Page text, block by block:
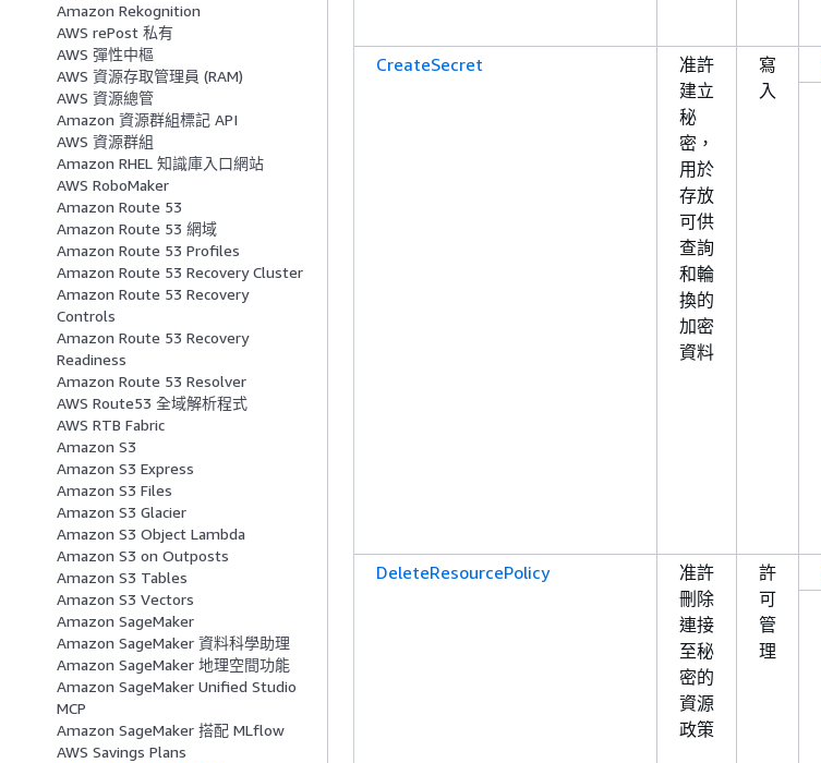
Amazon Rekognition
AWS rePost 私有
AWS 彈性中樞
AWS 資源存取管理員 (RAM)
AWS 資源總管
Amazon 資源群組標記 API
AWS 資源群組
Amazon RHEL 知識庫入口網站
AWS RoboMaker
Amazon Route 53
Amazon Route 53 網域
Amazon Route 53 Profiles
Amazon Route 53 Recovery Cluster
Amazon Route 53 Recovery
Controls
Amazon Route 53 Recovery
Readiness
Amazon Route 53 Resolver
AWS Route53 全域解析程式
AWS RTB Fabric
Amazon S3
Amazon S3 Express
Amazon S3 Files
Amazon S3 Glacier
Amazon S3 Object Lambda
Amazon S3 on Outposts
Amazon S3 Tables
Amazon S3 Vectors
Amazon SageMaker
Amazon SageMaker 資料科學助理
Amazon SageMaker 地理空間功能
Amazon SageMaker Unified Studio
MCP
Amazon SageMaker 搭配 MLflow
AWS Savings Plans
CreateSecret
准許
建立
秘
密，
用於
存放
可供
查詢
和輪
換的
加密
資料
寫
入
DeleteResourcePolicy
准許
刪除
連接
至秘
密的
資源
政策
許
可
管
理